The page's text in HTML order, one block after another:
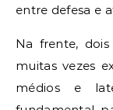
entre defesa e
Na frente,
muitas vezes
médios e